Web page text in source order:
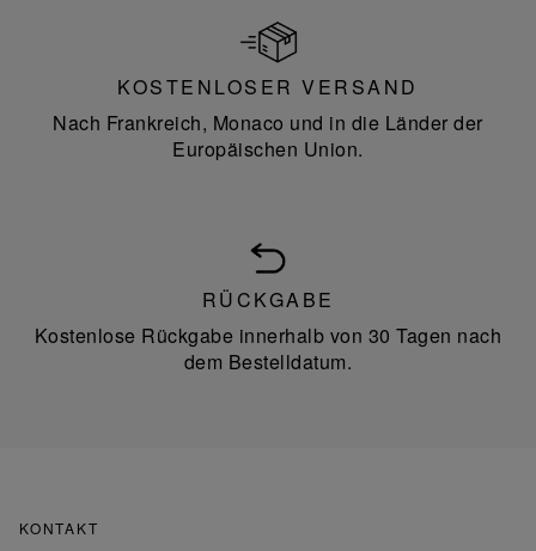
KOSTENLOSER VERSAND
Nach Frankreich, Monaco und in die Länder der
Europäischen Union.
RÜCKGABE
Kostenlose Rückgabe innerhalb von 30 Tagen nach
dem Bestelldatum.
KONTAKT